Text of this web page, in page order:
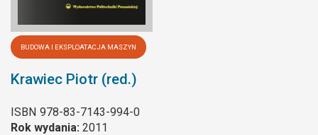
BUDOWA I EKSPLOATACJA MASZYN
Krawiec Piotr (red.)
ISBN 978-83-7143-994-0
Rok wydania: 2011